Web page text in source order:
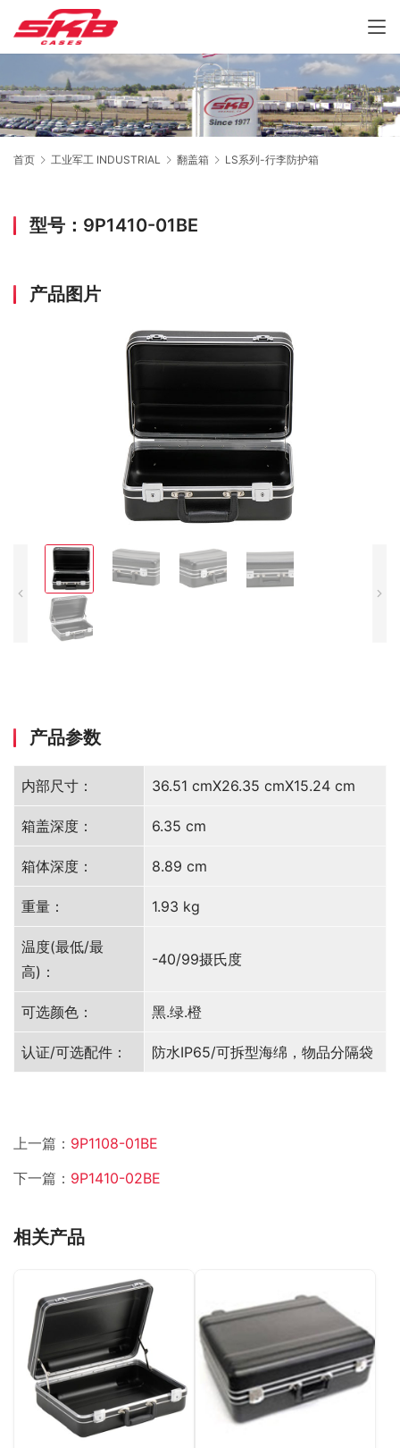
首页 工业军工 INDUSTRIAL 翻盖箱 LS系列-行李防护箱
型号：9P1410-01BE
产品图片
产品参数
内部尺寸： 36.51 cmX26.35 cmX15.24 cm
箱盖深度： 6.35 cm
箱体深度： 8.89 cm
重量： 1.93 kg
温度(最低/最
高)：
-40/99摄氏度
可选颜色： 黑.绿.橙
认证/可选配件： 防水IP65/可拆型海绵，物品分隔袋
上一篇： 9P1108-01BE
下一篇： 9P1410-02BE
相关产品